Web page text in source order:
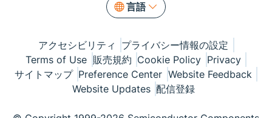
言語
アクセシビリティ
プライバシー情報の設定
Terms of Use 販売規約 Cookie Policy Privacy
サイトマップ Preference Center Website Feedback
Website Updates 配信登録